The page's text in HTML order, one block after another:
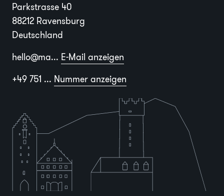
Parkstrasse 40
88212 Ravensburg
Deutschland
hello@ma... E-Mail anzeigen
+49 751 ... Nummer anzeigen